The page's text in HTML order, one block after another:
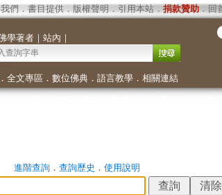
們 ． 書目提供． 版權聲明 ． 引用本站． 捐款贊助．回
學著者｜ 站內 ｜
全文專區 ． 數位佛典． 語言教學． 相關連結
進階查詢． 查詢歷史 ． 使用說明